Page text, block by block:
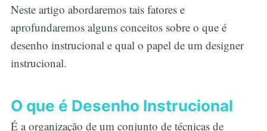
Neste artigo abordaremos tais fatores e
aprofundaremos alguns conceitos sobre o que é
desenho instrucional e qual o papel de um designer
instrucional.
O que é Desenho Instrucional
É a organização de um conjunto de técnicas de